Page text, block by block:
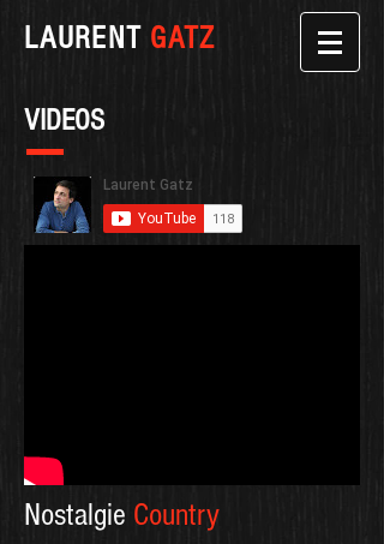
LAURENT GATZ
VIDEOS
Nostalgie Country